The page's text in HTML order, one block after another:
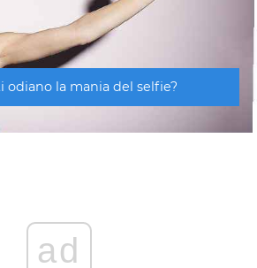
odiano la mania del selfie?
ad